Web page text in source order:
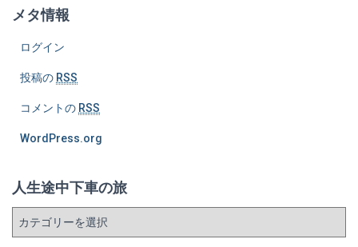
メタ情報
ログイン
投稿の RSS
コメントの RSS
WordPress.org
人生途中下車の旅
生